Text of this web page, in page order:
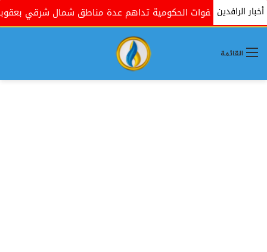
أخبار الرافدينالقوات الحكومية تداهم عدة مناطق شمال شرقي بعقوبة
القائمة